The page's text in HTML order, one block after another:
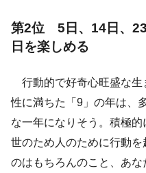
第2位 5日、14日、
日を楽しめる
行動的で好奇心旺盛な生
性に満ちた「9」の年は、
な一年になりそう。積極
世のため人のために行動
のはもちろんのこと、あ